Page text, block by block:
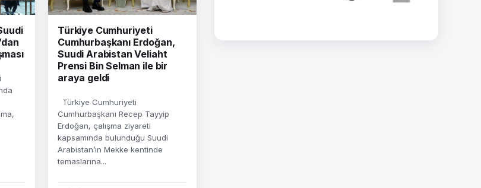
Türkiye Cumhuriyeti
Cumhurbaşkanı Erdoğan,
Suudi Arabistan Veliaht
Prensi Bin Selman ile bir
araya geldi
Türkiye Cumhuriyeti
Cumhurbaşkanı Recep Tayyip
Erdoğan, çalışma ziyareti
kapsamında bulunduğu Suudi
Arabistan’ın Mekke kentinde
temaslarına...